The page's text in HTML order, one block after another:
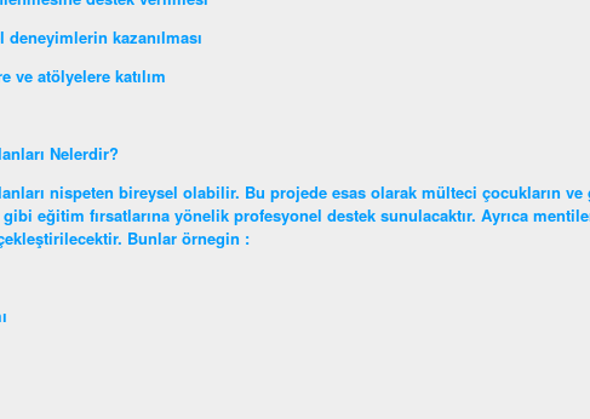
kazanılması
ve atölyelere katılım
Nelerdir?
nispeten bireysel olabilir. Bu projede esas olarak mülteci çocukların ve
eğitim fırsatlarına yönelik profesyonel destek sunulacaktır. Ayrıca
Bunlar örnegin :